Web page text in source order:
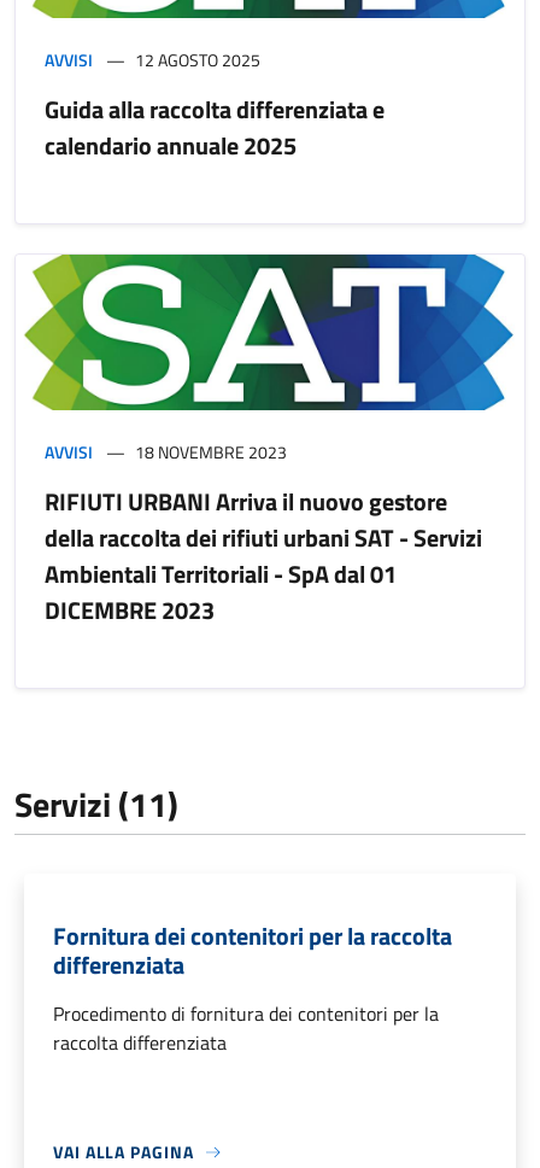
AVVISI 12 AGOSTO 2025
Guida alla raccolta differenziata e
calendario annuale 2025
AVVISI 18 NOVEMBRE 2023
RIFIUTI URBANI Arriva il nuovo gestore
della raccolta dei rifiuti urbani SAT - Servizi
Ambientali Territoriali - SpA dal 01
DICEMBRE 2023
Servizi (11)
Fornitura dei contenitori per la raccolta
differenziata
Procedimento di fornitura dei contenitori per la
raccolta differenziata
VAI ALLA PAGINA